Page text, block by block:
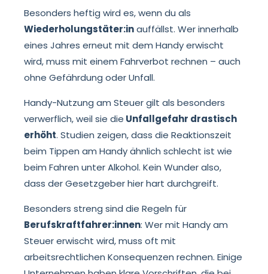
Besonders heftig wird es, wenn du als
Wiederholungstäter:inauffällst. Wer innerhalb
eines Jahres erneut mit dem Handy erwischt
wird, muss mit einem Fahrverbot rechnen – auch
ohne Gefährdung oder Unfall.
Handy-Nutzung am Steuer gilt als besonders
verwerflich, weil sie die Unfallgefahr drastisch
erhöht. Studien zeigen, dass die Reaktionszeit
beim Tippen am Handy ähnlich schlecht ist wie
beim Fahren unter Alkohol. Kein Wunder also,
dass der Gesetzgeber hier hart durchgreift.
Besonders streng sind die Regeln für
Berufskraftfahrer:innen: Wer mit Handy am
Steuer erwischt wird, muss oft mit
arbeitsrechtlichen Konsequenzen rechnen. Einige